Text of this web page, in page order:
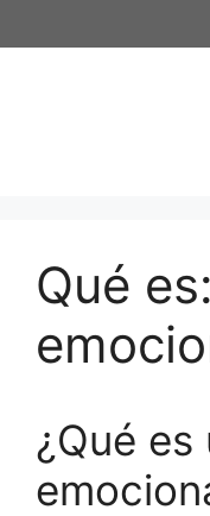
al
Qué
¿Qué